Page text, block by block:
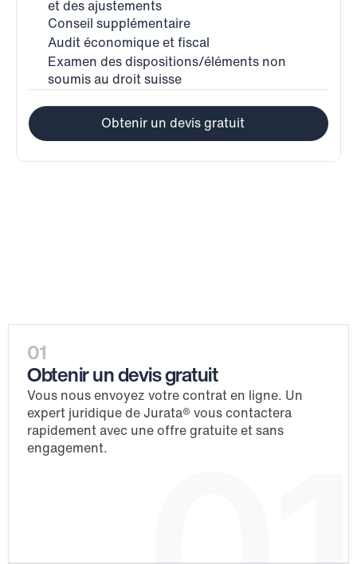
et des ajustements
Conseil supplémentaire
Audit économique et fiscal
Examen des dispositions/éléments non
soumis au droit suisse
Obtenir un devis gratuit
01
Obtenir un devis gratuit
Vous nous envoyez votre contrat en ligne. Un
expert juridique de Jurata® vous contactera
rapidement avec une offre gratuite et sans
engagement.